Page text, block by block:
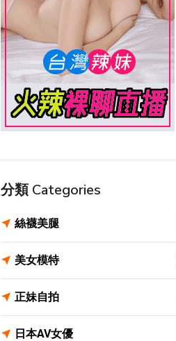
分類 Categories
絲襪美腿
美女模特
正妹自拍
日本AV女優